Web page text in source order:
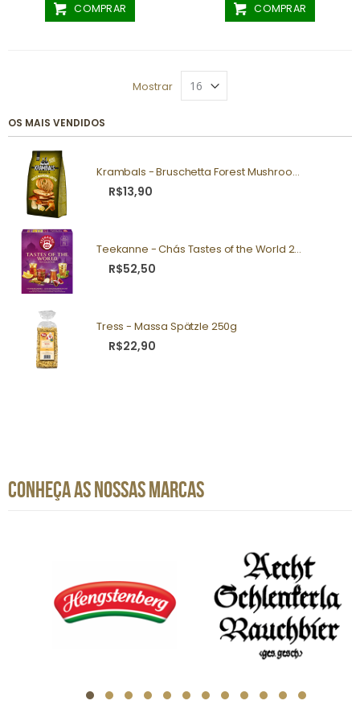
COMPRAR COMPRAR
Mostrar
OS MAIS VENDIDOS
Krambals - Bruschetta Forest Mushrooms 70g
R$13,90
Teekanne - Chás Tastes of the World 25g
R$52,50
Tress - Massa Spätzle 250g
R$22,90
CONHEÇA AS NOSSAS MARCAS